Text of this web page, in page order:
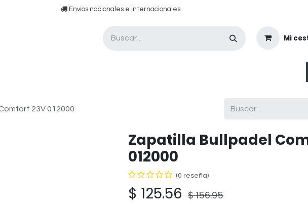
​​ E​nvíos nacionales e ​​​Internacionales​
Mi
23V 012000
Zapatilla Bullpadel
012000
(0 reseña)
$ 125.56 $156.95